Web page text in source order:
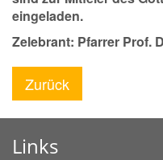
eingeladen.
Zelebrant: Pfarrer Prof.
Zurück
Links